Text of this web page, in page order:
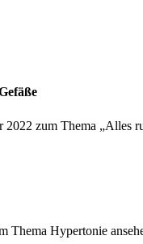
2022 zum Thema „Alles
Thema Hypertonie